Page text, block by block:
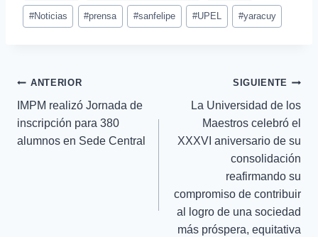
#Noticias #prensa #sanfelipe #UPEL #yaracuy
ANTERIOR
IMPM realizó Jornada de
inscripción para 380
alumnos en Sede Central
SIGUIENTE
La Universidad de los
Maestros celebró el
XXXVI aniversario de su
consolidación
reafirmando su
compromiso de contribuir
al logro de una sociedad
más próspera, equitativa